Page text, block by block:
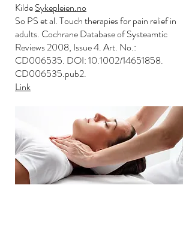
KildeSykepleien.no
So PS et al. Touch therapies for pain relief in
adults. Cochrane Database of Systeamtic
Reviews 2008, Issue 4. Art. No.:
CD006535. DOI: 10.1002/14651858.
CD006535.pub2.
Link